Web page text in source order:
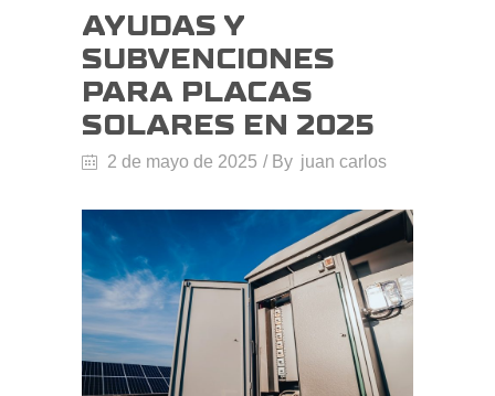
AYUDAS Y
SUBVENCIONES
PARA PLACAS
SOLARES EN 2025
2 de mayo de 2025 By juan carlos